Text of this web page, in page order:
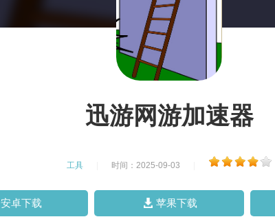
迅游网游加速器
工具 时间：2025-09-03
安卓下载 苹果下载